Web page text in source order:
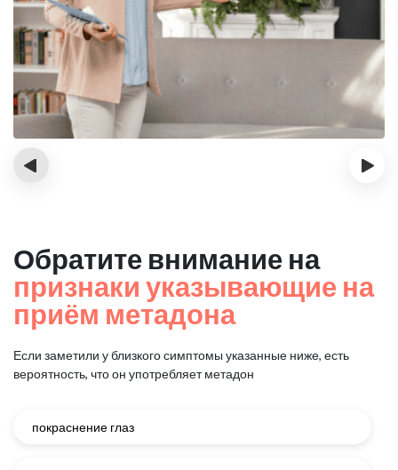
‹ ›
Обратите внимание на
признаки указывающие на
приём метадона
Если заметили у близкого симптомы указанные ниже, есть
вероятность, что он употребляет метадон
покраснение глаз